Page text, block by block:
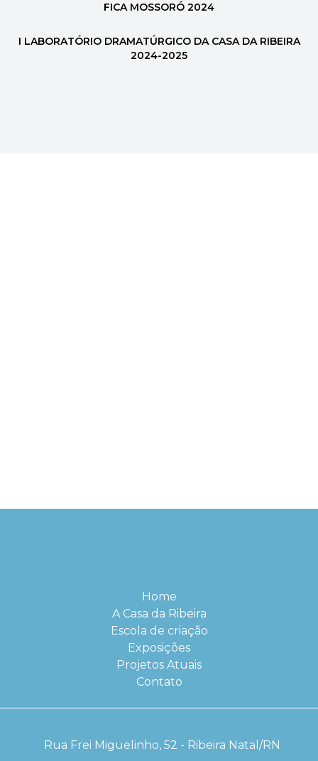
FICA MOSSORÓ 2024
I LABORATÓRIO DRAMATÚRGICO DA CASA DA RIBEIRA
2024-2025
Home
A Casa da Ribeira
Escola de criação
Exposições
Projetos Atuais
Contato
Rua Frei Miguelinho, 52 - Ribeira Natal/RN